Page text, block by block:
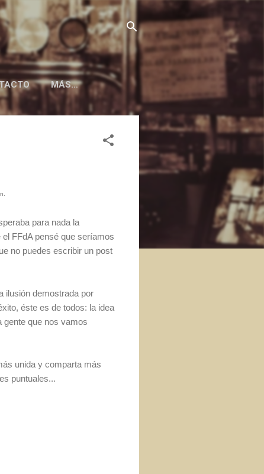
MÁS…
para nada la
FFdA pensé que seríamos
no puedes escribir un post
ilusión demostrada por
éste es de todos: la idea
gente que nos vamos
unida y comparta más
puntuales...